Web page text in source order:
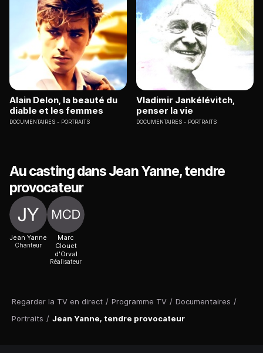
Regarder la TV en direct / Programme TV / Documentaires /
Portraits / Jean Yanne, tendre provocateur
Alain Delon, la beauté du
diable et les femmes
DOCUMENTAIRES PORTRAITS
Vladimir Jankélévitch,
penser la vie
DOCUMENTAIRES PORTRAITS
Au casting dans Jean Yanne, tendre
provocateur
Jean Yanne
Chanteur
Marc
Clouet
d'Orval
Réalisateur